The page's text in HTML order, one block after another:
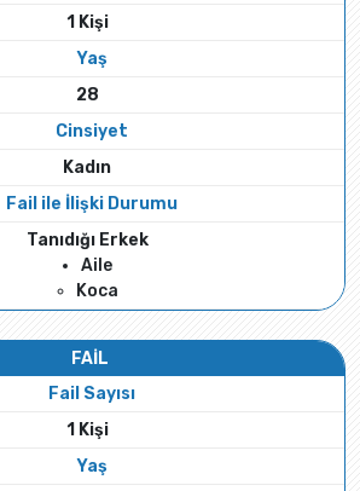
1 Kişi
Yaş
28
Cinsiyet
Kadın
Fail ile İlişki Durumu
Tanıdığı Erkek
Aile
Koca
FAİL
Fail Sayısı
1 Kişi
Yaş